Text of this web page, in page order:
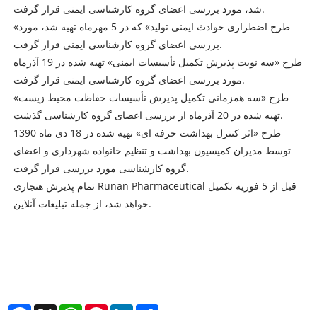
شد، مورد بررسی اعضای گروه کارشناسی ایمنی قرار گرفت.
«طرح اضطراری حوادث ایمنی تولید» که در 5 مهرماه تهیه شد، مورد
بررسی اعضای گروه کارشناسی ایمنی قرار گرفت.
طرح «سه نوبت پذیرش تکمیل تأسیسات ایمنی» تهیه شده در 19 آذرماه
مورد بررسی اعضای گروه کارشناسی ایمنی قرار گرفت.
طرح «سه همزمانی تکمیل پذیرش تأسیسات حفاظت محیط زیست»
تهیه شده در 20 آذرماه از بررسی اعضای گروه کارشناسی گذشت.
طرح «اثر کنترل بهداشت حرفه ای» تهیه شده در 18 دی ماه 1390
توسط مدیران کمیسیون بهداشت و تنظیم خانواده شهرداری و اعضای
گروه کارشناسی مورد بررسی قرار گرفت.
تمام پذیرش هنجاری Runan Pharmaceutical قبل از 5 فوریه تکمیل
خواهد شد، از جمله تبلیغات آنلاین.